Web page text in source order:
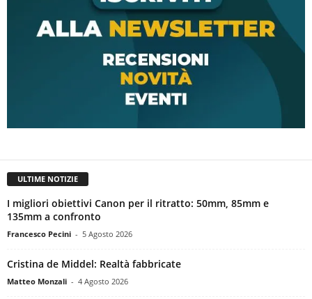
ULTIME NOTIZIE
I migliori obiettivi Canon per il ritratto: 50mm, 85mm e
135mm a confronto
Francesco Pecini - 5 Agosto 2026
Cristina de Middel: Realtà fabbricate
Matteo Monzali - 4 Agosto 2026